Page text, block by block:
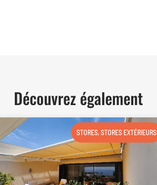
Découvrez également
STORES,STORES EXTÉRIEURS